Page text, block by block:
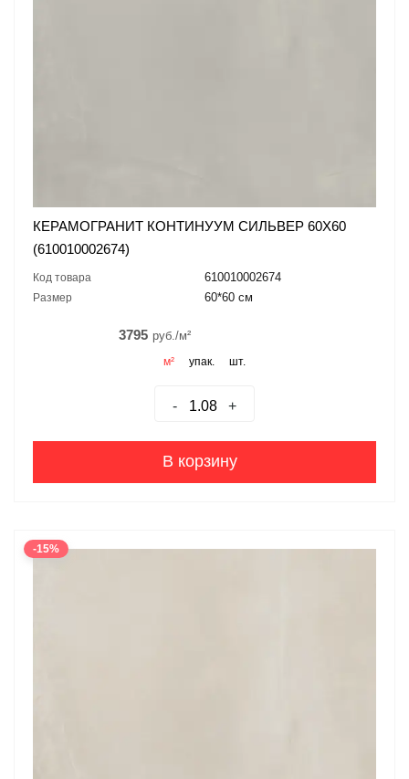
КЕРАМОГРАНИТ КОНТИНУУМ СИЛЬВЕР 60X60
(610010002674)
Код товара 610010002674
Размер 60*60 см
3795 руб./м²
м² упак. шт.
- +
В корзину
-15%